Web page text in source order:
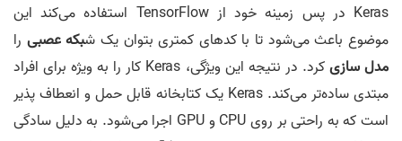
Keras در پس زمینه خود از TensorFlow استفاده می‌کند این
موضوع باعث می‌شود تا با کدهای کمتری بتوان یک شبکه عصبی را
مدل سازی
کرد. در نتیجه این ویژگی، Keras کار را به ویژه برای افراد
مبتدی ساده‌تر می‌کند. Keras یک کتابخانه قابل حمل و انعطاف پذیر
است که به راحتی بر روی CPU و GPU اجرا می‌شود. به دلیل سادگی